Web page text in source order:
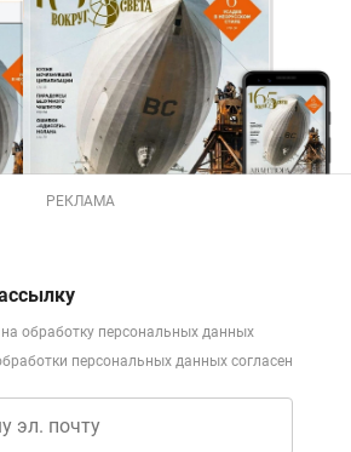
РЕКЛАМА
на обработку персональных данных
персональных данных согласен